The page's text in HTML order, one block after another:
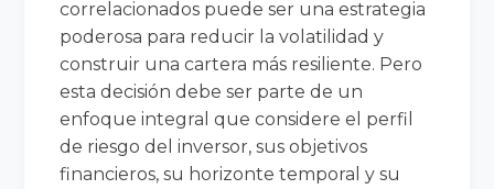
correlacionados puede ser una estrategia
poderosa para reducir la volatilidad y
construir una cartera más resiliente. Pero
esta decisión debe ser parte de un
enfoque integral que considere el perfil
de riesgo del inversor, sus objetivos
financieros, su horizonte temporal y su